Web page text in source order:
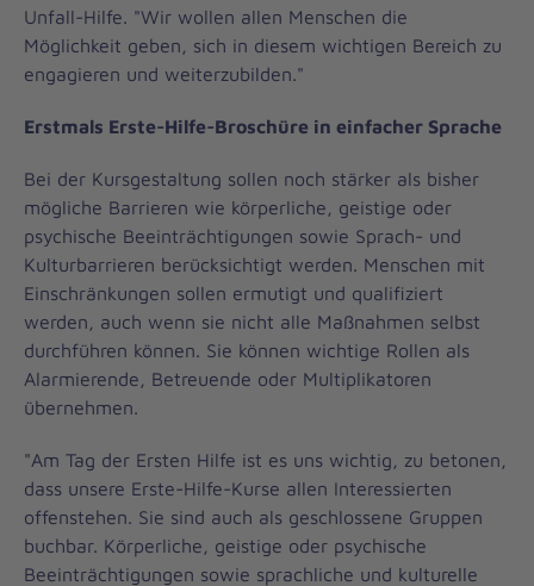
Unfall-Hilfe. "Wir wollen allen Menschen die
Möglichkeit geben, sich in diesem wichtigen Bereich zu
engagieren und weiterzubilden."
Erstmals Erste-Hilfe-Broschüre in einfacher Sprache
Bei der Kursgestaltung sollen noch stärker als bisher
mögliche Barrieren wie körperliche, geistige oder
psychische Beeinträchtigungen sowie Sprach- und
Kulturbarrieren berücksichtigt werden. Menschen mit
Einschränkungen sollen ermutigt und qualifiziert
werden, auch wenn sie nicht alle Maßnahmen selbst
durchführen können. Sie können wichtige Rollen als
Alarmierende, Betreuende oder Multiplikatoren
übernehmen.
"Am Tag der Ersten Hilfe ist es uns wichtig, zu betonen,
dass unsere Erste-Hilfe-Kurse allen Interessierten
offenstehen. Sie sind auch als geschlossene Gruppen
buchbar. Körperliche, geistige oder psychische
Beeinträchtigungen sowie sprachliche und kulturelle